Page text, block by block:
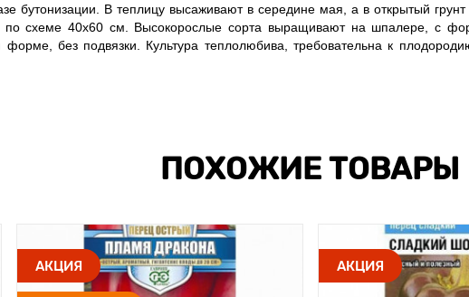
бутонизации. В теплицу высаживают в середине мая, а в открытый
по схеме 40х60 см. Высокорослые сорта выращивают на шпалере, с
без подвязки. Культура теплолюбива, требовательна к
ПОХОЖИЕ ТОВАРЫ
АКЦИЯ АКЦИЯ